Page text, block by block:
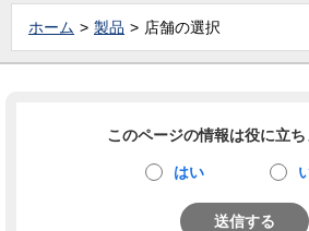
ホーム 製品 店舗の選択
このページの情報は役に立ち
はい
送信する